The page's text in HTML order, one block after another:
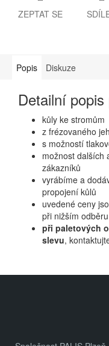
ZEPTAT SE
Popis Diskuze
Detailní
kůly ke stromům
z frézovaného
s možností
možnost dalších
zákazníků
vyrábíme a
propojení kůlů
uvedené ceny
při nižším
při paletových
slevu,